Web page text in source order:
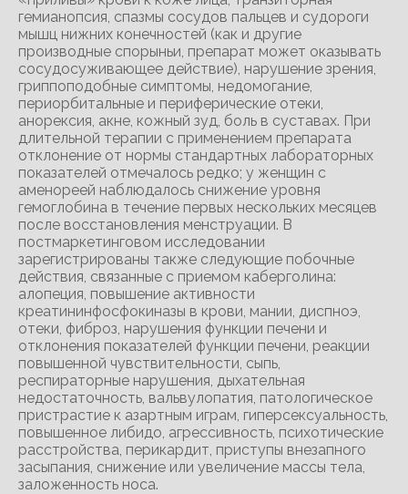
гемианопсия, спазмы сосудов пальцев и судороги
мышц нижних конечностей (как и другие
производные спорыньи, препарат может оказывать
сосудосуживающее действие), нарушение зрения,
гриппоподобные симптомы, недомогание,
периорбитальные и периферические отеки,
анорексия, акне, кожный зуд, боль в суставах. При
длительной терапии с применением препарата
отклонение от нормы стандартных лабораторных
показателей отмечалось редко; у женщин с
аменореей наблюдалось снижение уровня
гемоглобина в течение первых нескольких месяцев
после восстановления менструации. В
постмаркетинговом исследовании
зарегистрированы также следующие побочные
действия, связанные с приемом каберголина:
алопеция, повышение активности
креатининфосфокиназы в крови, мании, диспноэ,
отеки, фиброз, нарушения функции печени и
отклонения показателей функции печени, реакции
повышенной чувствительности, сыпь,
респираторные нарушения, дыхательная
недостаточность, вальвулопатия, патологическое
пристрастие к азартным играм, гиперсексуальность,
повышенное либидо, агрессивность, психотические
расстройства, перикардит, приступы внезапного
засыпания, снижение или увеличение массы тела,
заложенность носа.